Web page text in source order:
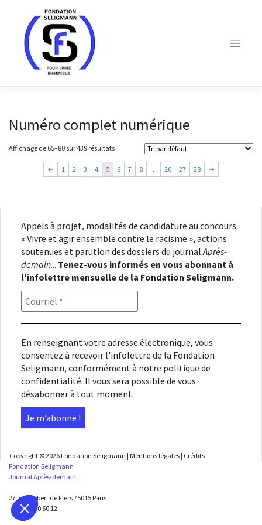
Numéro complet numérique
Affichage de 65–80 sur 439 résultats
← 1 2 3 4 5 6 7 8 … 26 27 28 →
Appels à projet, modalités de candidature au concours
« Vivre et agir ensemble contre le racisme », actions
soutenues et parution des dossiers du journalAprès-
demain... Tenez-vous informés en vous abonnant à
l'infolettre mensuelle de la Fondation Seligmann.
En renseignant votre adresse électronique, vous
consentez à recevoir l'infolettre de la Fondation
Seligmann, conformément à notre politique de
confidentialité. Il vous sera possible de vous
désabonner à tout moment.
Copyright © 2026 Fondation Seligmann | Mentions légales | Crédits
Fondation Seligmann
Journal Après-demain
27, rue Robert de Flers 75015 Paris
+33 1 45 50 50 12